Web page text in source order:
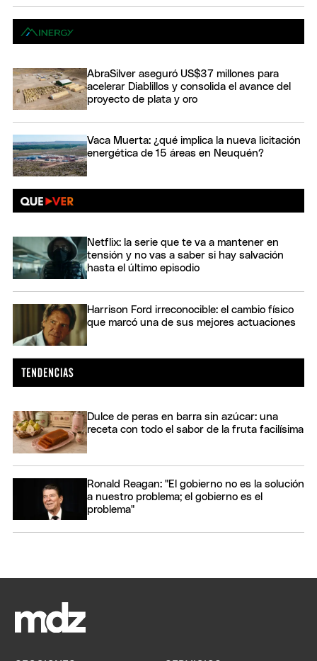
AbraSilver aseguró US$37 millones para
acelerar Diablillos y consolida el avance del
proyecto de plata y oro
Vaca Muerta: ¿qué implica la nueva licitación
energética de 15 áreas en Neuquén?
Netflix: la serie que te va a mantener en
tensión y no vas a saber si hay salvación
hasta el último episodio
Harrison Ford irreconocible: el cambio físico
que marcó una de sus mejores actuaciones
Dulce de peras en barra sin azúcar: una
receta con todo el sabor de la fruta facilísima
Ronald Reagan: "El gobierno no es la solución
a nuestro problema; el gobierno es el
problema"